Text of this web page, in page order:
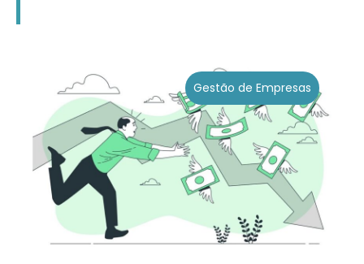
Gestão de Empresas